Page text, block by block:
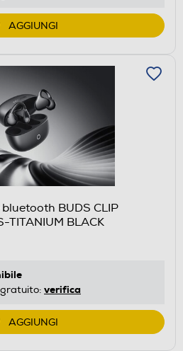
AGGIUNGI
BUDS CLIP
TITANIUM BLACK
verifica
AGGIUNGI